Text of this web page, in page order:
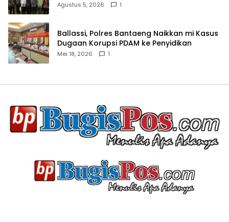
Agustus 5, 2026 1
Ballassi, Polres Bantaeng Naikkan mi Kasus
Dugaan Korupsi PDAM ke Penyidikan
Mei 18, 2026 1